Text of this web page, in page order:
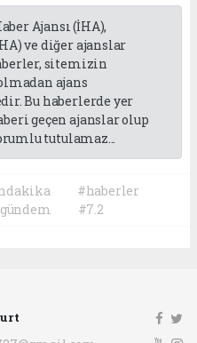
Ajansı (İHA),
ve diğer ajanslar
sitemizin
ajans
Bu haberlerde yer
geçen ajanslar olup
tutulamaz...
#haberler
#7.2